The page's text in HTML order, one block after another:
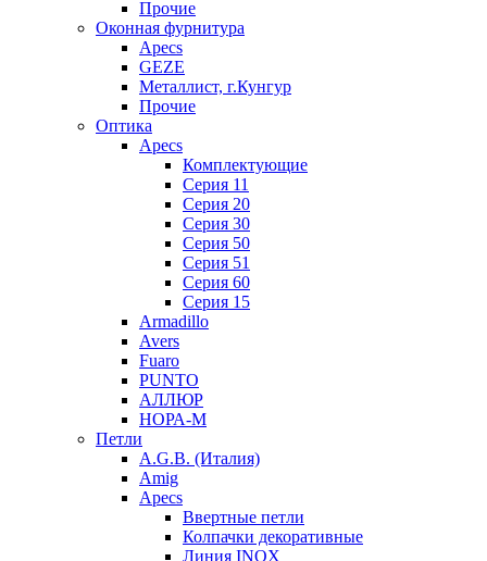
Прочие
Оконная фурнитура
Apecs
GEZE
Металлист, г.Кунгур
Прочие
Оптика
Apecs
Комплектующие
Серия 11
Серия 20
Серия 30
Серия 50
Серия 51
Серия 60
Серия 15
Armadillo
Avers
Fuaro
PUNTO
АЛЛЮР
НОРА-М
Петли
A.G.B. (Италия)
Amig
Apecs
Ввертные петли
Колпачки декоративные
Линия INOX